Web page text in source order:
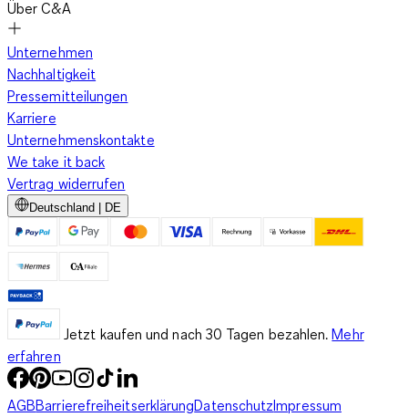
Über C&A
Unternehmen
Nachhaltigkeit
Pressemitteilungen
Karriere
Unternehmenskontakte
We take it back
Vertrag widerrufen
Deutschland | DE
Jetzt kaufen und nach 30 Tagen bezahlen. Mehr
erfahren
AGBBarrierefreiheitserklärungDatenschutzImpressum